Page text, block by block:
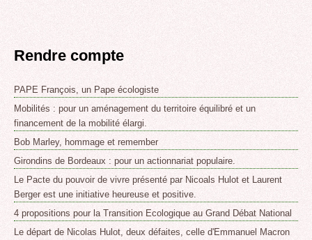
Rendre compte
PAPE François, un Pape écologiste
Mobilités : pour un aménagement du territoire équilibré et un
financement de la mobilité élargi.
Bob Marley, hommage et remember
Girondins de Bordeaux : pour un actionnariat populaire.
Le Pacte du pouvoir de vivre présenté par Nicoals Hulot et Laurent
Berger est une initiative heureuse et positive.
4 propositions pour la Transition Ecologique au Grand Débat National
Le départ de Nicolas Hulot, deux défaites, celle d'Emmanuel Macron